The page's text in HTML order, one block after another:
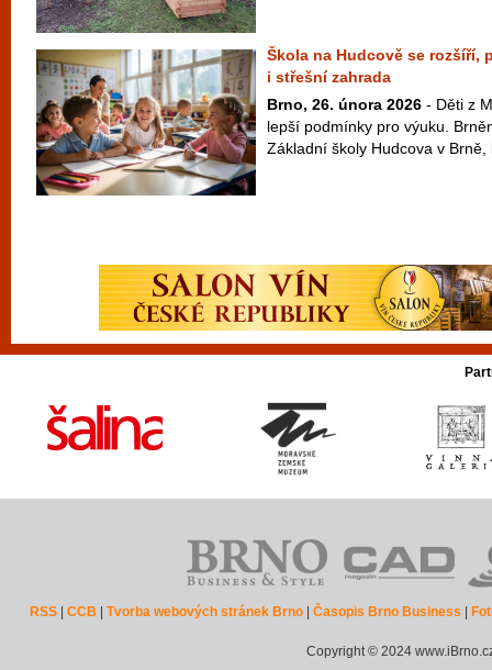
Škola na Hudcově se rozšíří,
i střešní zahrada
Brno, 26. února 2026 - Děti z
lepší podmínky pro výuku.
Základní školy Hudcova v Brně,
RSS |CCB |Tvorba webových stránek Brno |Časopis Brno Business
Copyright © 2024